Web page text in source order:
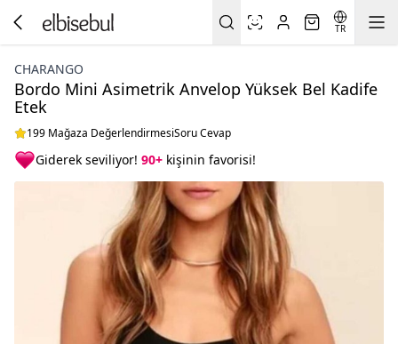
TR
CHARANGO
Bordo Mini Asimetrik Anvelop Yüksek Bel Kadife
Etek
199 Mağaza DeğerlendirmesiSoru Cevap
Giderek seviliyor! 90+ kişinin favorisi!